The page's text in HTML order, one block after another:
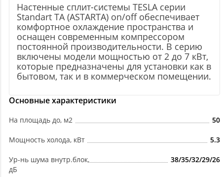
Настенные сплит-системы TESLA серии
Standart TA (ASTARTA) on/off обеспечивает
комфортное охлаждение пространства и
оснащен современным компрессором
постоянной производительности. В серию
включены модели мощностью от 2 до 7 кВт,
которые предназначены для установки как в
бытовом, так и в коммерческом помещении.
Основные характеристики
На площадь до, м2 50
Мощность холода, кВт 5.3
Ур-нь шума внутр.блок,
дБ
38/35/32/29/26